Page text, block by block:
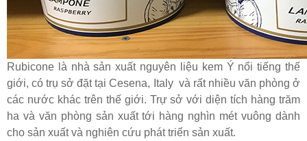
Rubicone là nhà sản xuất nguyên liệu kem Ý nổi tiếng thế
giới, có trụ sở đặt tại Cesena, Italy và rất nhiều văn phòng ở
các nước khác trên thế giới. Trự sở với diện tích hàng trăm
ha và văn phòng sản xuất tới hàng nghìn mét vuông dành
cho sản xuất và nghiên cứu phát triển sản xuất.